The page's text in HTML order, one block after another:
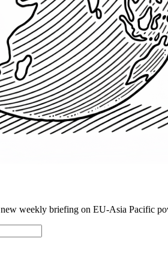
weekly briefing on EU-Asia Pacific